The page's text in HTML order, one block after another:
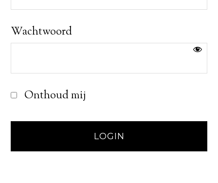
Wachtwoord
Onthoud mij